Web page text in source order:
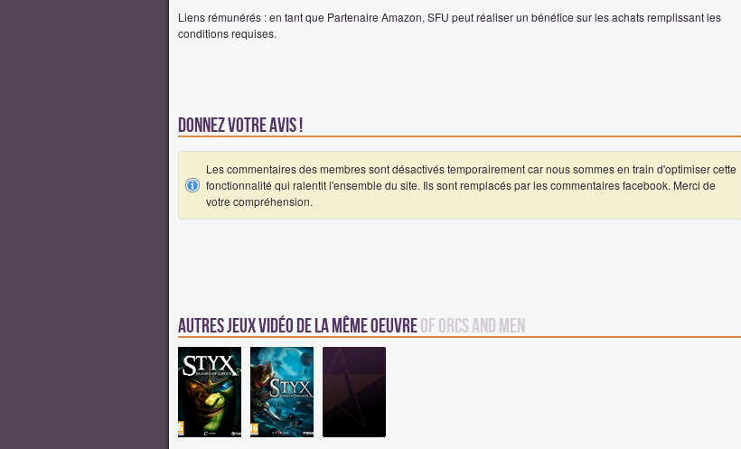
Liens rémunérés : en tant que Partenaire Amazon, SFU peut réaliser un bénéfice sur les achats remplissant les
conditions requises.
Donnez votre avis !
Les commentaires des membres sont désactivés temporairement car nous sommes en train d'optimiser cette
fonctionnalité qui ralentit l'ensemble du site. Ils sont remplacés par les commentaires facebook. Merci de
votre compréhension.
Autres jeux vidéo de la même oeuvreOf Orcs and Men